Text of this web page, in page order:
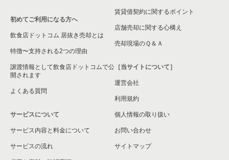
初めてご利用になる方へ
飲食店ドットコム 居抜き売却とは
特徴〜支持される2つの理由
譲渡情報として飲食店ドットコムで公
開されます
よくある質問
サービスについて
サービス内容と料金について
サービスの流れ
賃貸借契約に関するポイント
店舗売却に関する心構え
売却現場のＱ＆Ａ
［当サイトについて］
運営会社
利用規約
個人情報の取り扱い
お問い合わせ
サイトマップ